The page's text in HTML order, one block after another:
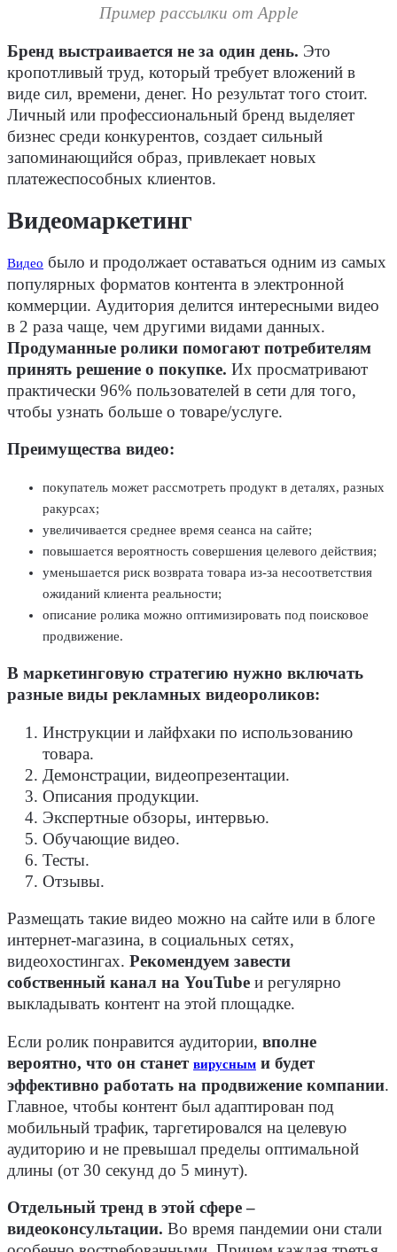
Пример рассылки от Apple
Бренд выстраивается не за один день. Это
кропотливый труд, который требует вложений в
виде сил, времени, денег. Но результат того стоит.
Личный или профессиональный бренд выделяет
бизнес среди конкурентов, создает сильный
запоминающийся образ, привлекает новых
платежеспособных клиентов.
Видеомаркетинг
Видео было и продолжает оставаться одним из самых
популярных форматов контента в электронной
коммерции. Аудитория делится интересными видео
в 2 раза чаще, чем другими видами данных.
Продуманные ролики помогают потребителям
принять решение о покупке. Их просматривают
практически 96% пользователей в сети для того,
чтобы узнать больше о товаре/услуге.
Преимущества видео:
покупатель может рассмотреть продукт в деталях, разных
ракурсах;
увеличивается среднее время сеанса на сайте;
повышается вероятность совершения целевого действия;
уменьшается риск возврата товара из-за несоответствия
ожиданий клиента реальности;
описание ролика можно оптимизировать под поисковое
продвижение.
В маркетинговую стратегию нужно включать
разные виды рекламных видеороликов:
Инструкции и лайфхаки по использованию
товара.
Демонстрации, видеопрезентации.
Описания продукции.
Экспертные обзоры, интервью.
Обучающие видео.
Тесты.
Отзывы.
Размещать такие видео можно на сайте или в блоге
интернет-магазина, в социальных сетях,
видеохостингах. Рекомендуем завести
собственный канал на YouTube и регулярно
выкладывать контент на этой площадке.
Если ролик понравится аудитории, вполне
вероятно, что он станет вирусным и будет
эффективно работать на продвижение компании.
Главное, чтобы контент был адаптирован под
мобильный трафик, таргетировался на целевую
аудиторию и не превышал пределы оптимальной
длины (от 30 секунд до 5 минут).
Отдельный тренд в этой сфере –
видеоконсультации. Во время пандемии они стали